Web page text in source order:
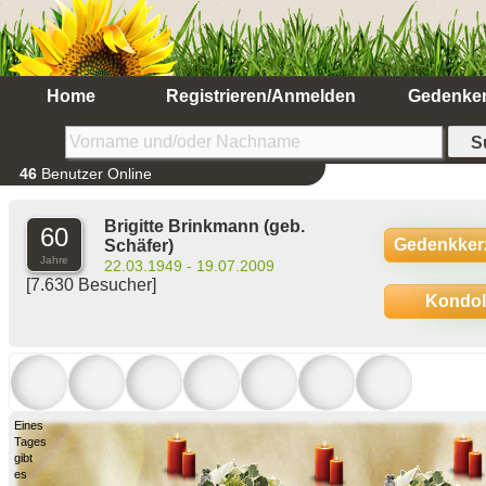
Home Registrieren/Anmelden
46 Benutzer Online
60
Jahre
Brigitte Brinkmann (geb.
Schäfer)
22.03.1949 - 19.07.2009
[7.630 Besucher]
Eines
Tages
gibt
es